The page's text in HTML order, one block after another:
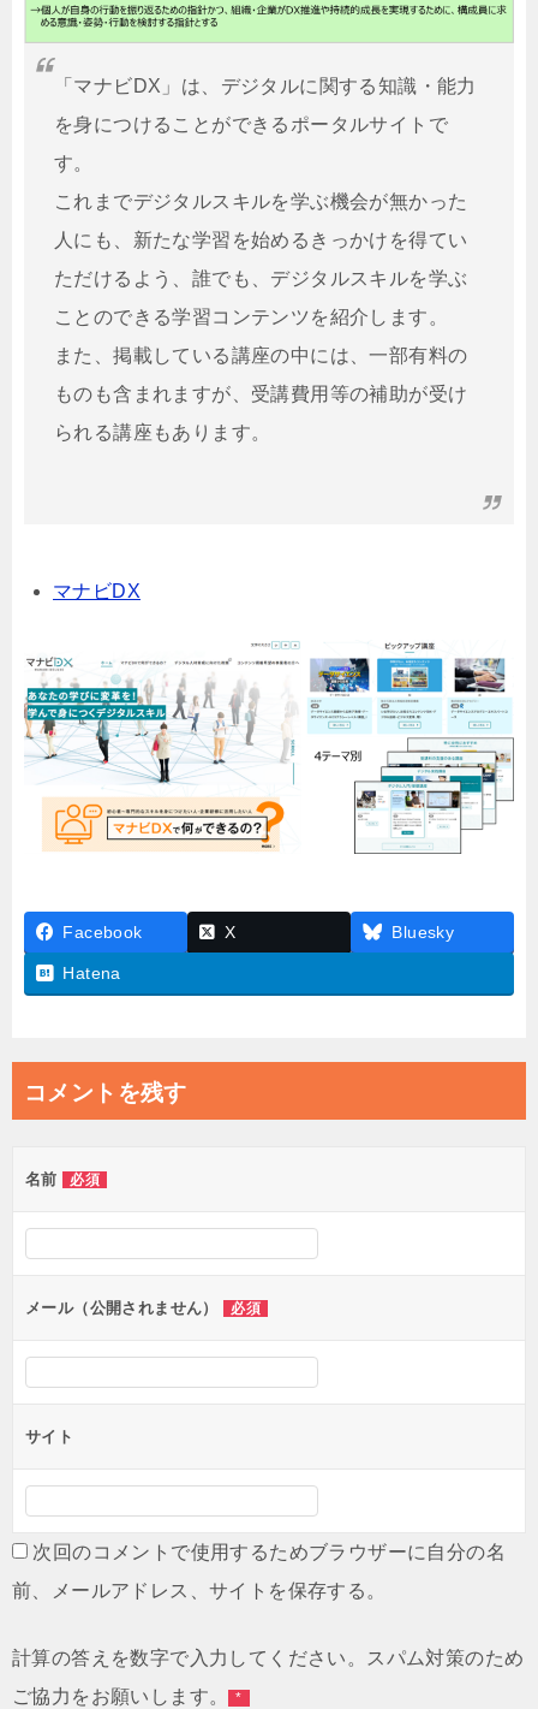
「マナビDX」は、デジタルに関する知識・能力
を身につけることができるポータルサイトで
す。
これまでデジタルスキルを学ぶ機会が無かった
人にも、新たな学習を始めるきっかけを得てい
ただけるよう、誰でも、デジタルスキルを学ぶ
ことのできる学習コンテンツを紹介します。
また、掲載している講座の中には、一部有料の
ものも含まれますが、受講費用等の補助が受け
られる講座もあります。
マナビDX
Facebook X Bluesky
Hatena
コメントを残す
名前 必須
メール（公開されません） 必須
サイト
次回のコメントで使用するためブラウザーに自分の名
前、メールアドレス、サイトを保存する。
計算の答えを数字で入力してください。スパム対策のため
ご協力をお願いします。 *